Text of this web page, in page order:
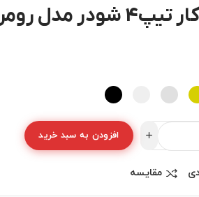
رومر پلاس
افزودن به سبد خرید
مقایسه